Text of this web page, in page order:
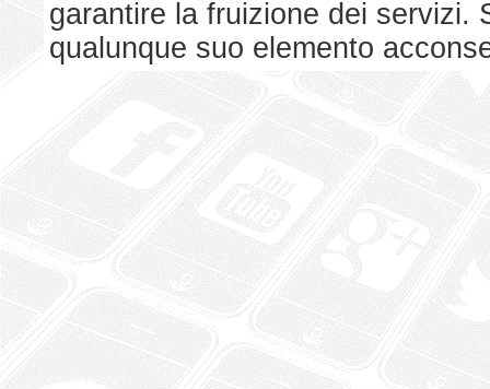
garantire la fruizione dei servizi.
qualunque suo elemento